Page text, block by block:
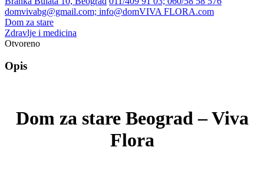
domvivabg@gmail.com; info@domVIVA FLORA.com
Dom za stare
Zdravlje i medicina
Otvoreno
Opis
Dom za stare Beograd – Viva
Flora